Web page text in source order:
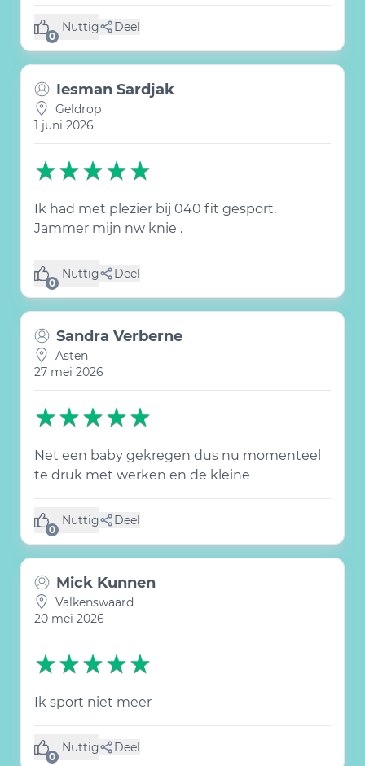
0
Nuttig
(0 like) Deel
Iesman Sardjak
Geldrop
1 juni 2026
Ik had met plezier bij 040 fit gesport.
Jammer mijn nw knie .
0
Nuttig
(0 like) Deel
Sandra Verberne
Asten
27 mei 2026
Net een baby gekregen dus nu momenteel
te druk met werken en de kleine
0
Nuttig
(0 like) Deel
Mick Kunnen
Valkenswaard
20 mei 2026
Ik sport niet meer
0
Nuttig
(0 like) Deel